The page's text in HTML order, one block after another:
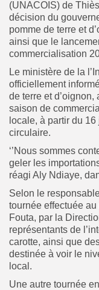
FR
(UNACOIS) de
décision du
pomme de terre et
ainsi que le
commercialisation
Le ministère de la
officiellement
de terre et
saison de
locale, à partir du
circulaire.
‘’Nous sommes
geler les
réagi Aly Ndiaye,
Selon le
tournée effectuée
Fouta, par la
représentants de
carotte, ainsi que
destinée à voir le
local.
Une autre tournée